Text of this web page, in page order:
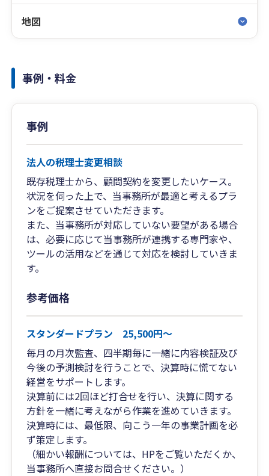
地図
事例・料金
事例
法人の税理士変更相談
既存税理士から、顧問契約を変更したいケース。
状況を伺った上で、当事務所が最適と考えるプラ
ンをご提案させていただきます。
また、当事務所が対応していない要望がある場合
は、必要に応じて当事務所が連携する専門家や、
ツールの活用などを通じて対応を検討していきま
す。
参考価格
スタンダードプラン 25,500円～
毎月の月次監査、四半期毎に一緒に内容検証及び
今後の予測検討を行うことで、決算時に慌てない
経営をサポートします。
決算前には2回ほど打合せを行い、決算に関する
方針を一緒に考えながら作業を進めていきます。
決算時には、最低限、向こう一年の事業計画を必
ず策定します。
（細かい報酬については、HPをご覧いただくか、
当事務所へ直接お問合せください。）